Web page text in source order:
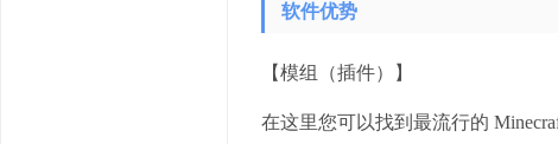
软件优势
【模组（插件）】
在这里您可以找到最流行的